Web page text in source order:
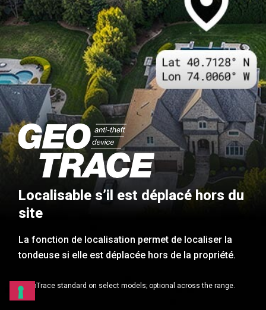
Localisable s’il est déplacé hors du
site
La fonction de localisation permet de localiser la
tondeuse si elle est déplacée hors de la propriété.
* GeoTrace standard on select models; optional across the range.